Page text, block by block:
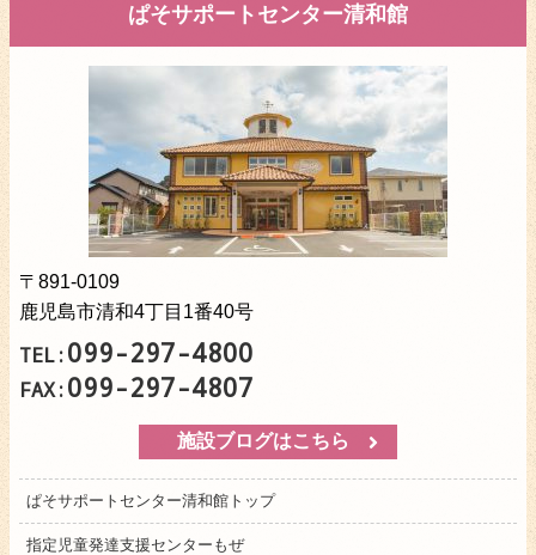
ぱそサポートセンター清和館
〒891-0109
鹿児島市清和4丁目1番40号
TEL:099-297-4800
FAX:099-297-4807
施設ブログはこちら
ぱそサポートセンター清和館トップ
指定児童発達支援センターもぜ